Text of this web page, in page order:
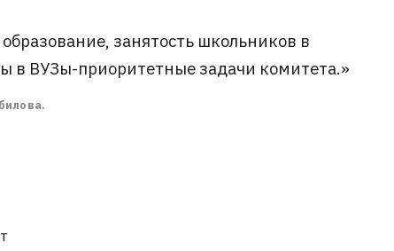
занятость школьников в
в ВУЗы-приоритетные задачи комитета.»